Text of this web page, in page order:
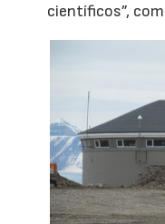
científicos”,